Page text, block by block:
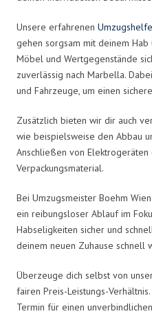
Unsere erfahrenen
gehen sorgsam mit deinem
Möbel und Wertgegenstände
zuverlässig nach Marbella.
und Fahrzeuge, um einen
Zusätzlich bieten wir dir auch
wie beispielsweise den Abbau
Anschließen von
Verpackungsmaterial.
Bei Umzugsmeister Boehm
ein reibungsloser Ablauf im
Habseligkeiten sicher und
deinem neuen Zuhause schnell
Überzeuge dich selbst von
fairen Preis-Leistungs-
Termin für einen